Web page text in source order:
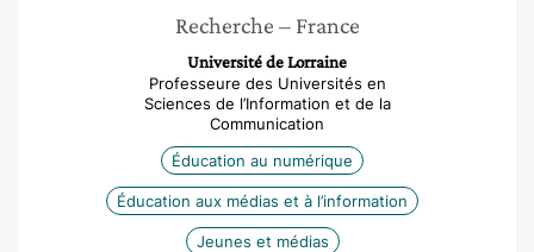
Recherche – France
Université de Lorraine
Professeure des Universités en
Sciences de l’Information et de la
Communication
Éducation au numérique
Éducation aux médias et à l’information
Jeunes et médias